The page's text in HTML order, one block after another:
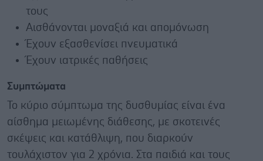
τους
Αισθάνονται μοναξιά και απομόνωση
Έχουν εξασθενίσει πνευματικά
Έχουν ιατρικές παθήσεις
Συμπτώματα
Το κύριο σύμπτωμα της δυσθυμίας είναι ένα
αίσθημα μειωμένης διάθεσης, με σκοτεινές
σκέψεις και κατάθλιψη, που διαρκούν
τουλάχιστον για 2 χρόνια. Στα παιδιά και τους